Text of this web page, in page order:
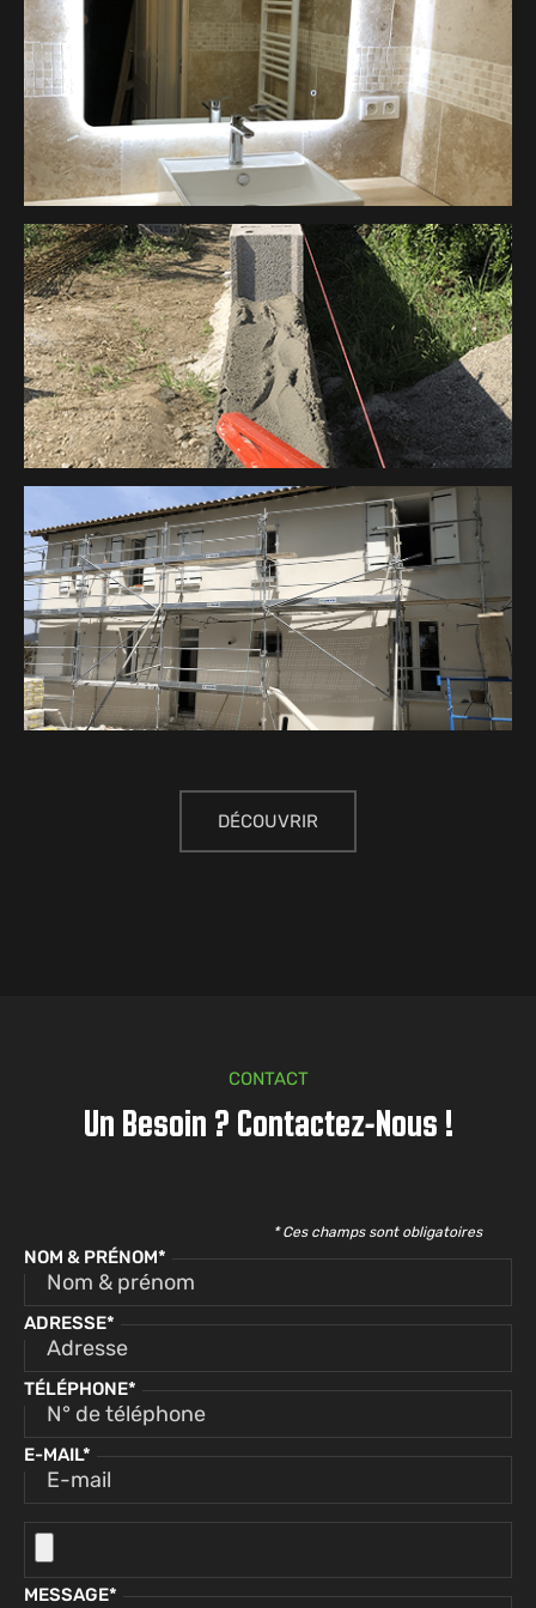
DÉCOUVRIR
CONTACT
Un Besoin ? Contactez-Nous !
* Ces champs sont obligatoires
NOM & PRÉNOM*
ADRESSE*
TÉLÉPHONE*
E-MAIL*
MESSAGE*